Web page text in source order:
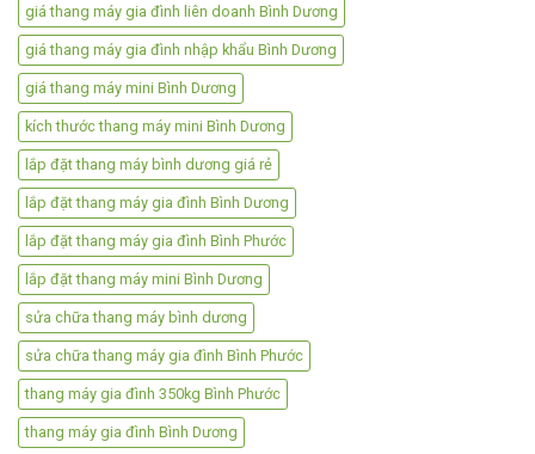
giá thang máy gia đình liên doanh Bình Dương
giá thang máy gia đình nhập khẩu Bình Dương
giá thang máy mini Bình Dương
kích thước thang máy mini Bình Dương
lắp đặt thang máy bình dương giá rẻ
lắp đặt thang máy gia đình Bình Dương
lắp đặt thang máy gia đình Bình Phước
lắp đặt thang máy mini Bình Dương
sửa chữa thang máy bình dương
sửa chữa thang máy gia đình Bình Phước
thang máy gia đình 350kg Bình Phước
thang máy gia đình Bình Dương